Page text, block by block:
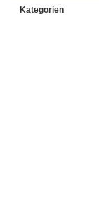
Kategorien